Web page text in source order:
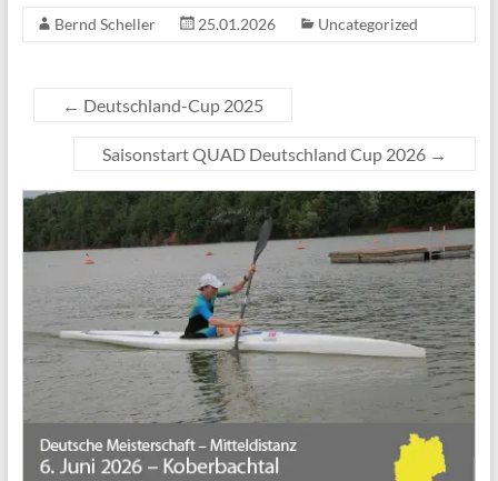
Bernd Scheller 25.01.2026 Uncategorized
← Deutschland-Cup 2025
Saisonstart QUAD Deutschland Cup 2026 →